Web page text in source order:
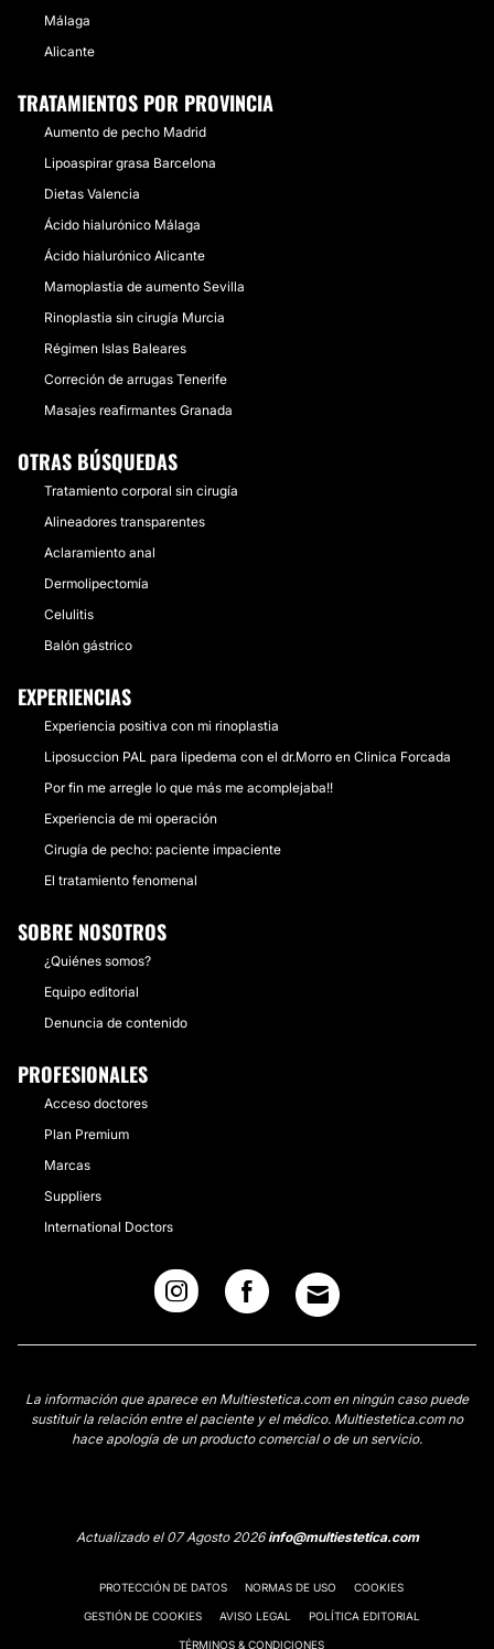
Málaga
Alicante
TRATAMIENTOS POR PROVINCIA
Aumento de pecho Madrid
Lipoaspirar grasa Barcelona
Dietas Valencia
Ácido hialurónico Málaga
Ácido hialurónico Alicante
Mamoplastia de aumento Sevilla
Rinoplastia sin cirugía Murcia
Régimen Islas Baleares
Correción de arrugas Tenerife
Masajes reafirmantes Granada
OTRAS BÚSQUEDAS
Tratamiento corporal sin cirugía
Alineadores transparentes
Aclaramiento anal
Dermolipectomía
Celulitis
Balón gástrico
EXPERIENCIAS
Experiencia positiva con mi rinoplastia
Liposuccion PAL para lipedema con el dr.Morro en Clinica Forcada
Por fin me arregle lo que más me acomplejaba!!
Experiencia de mi operación
Cirugía de pecho: paciente impaciente
El tratamiento fenomenal
SOBRE NOSOTROS
¿Quiénes somos?
Equipo editorial
Denuncia de contenido
PROFESIONALES
Acceso doctores
Plan Premium
Marcas
Suppliers
International Doctors
La información que aparece en Multiestetica.com en ningún caso puede
sustituir la relación entre el paciente y el médico. Multiestetica.com no
hace apología de un producto comercial o de un servicio.
Actualizado el 07 Agosto 2026info@multiestetica.com
PROTECCIÓN DE DATOS NORMAS DE USO COOKIES
GESTIÓN DE COOKIES AVISO LEGAL POLÍTICA EDITORIAL
TÉRMINOS & CONDICIONES